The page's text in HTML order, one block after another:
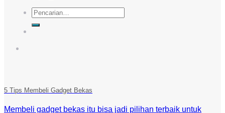
Pencarian
untuk:
5 Tips Membeli Gadget Bekas
Membeli gadget bekas itu bisa jadi pilihan terbaik untuk